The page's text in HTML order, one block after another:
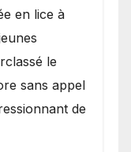
en lice à
le
sans appel
de